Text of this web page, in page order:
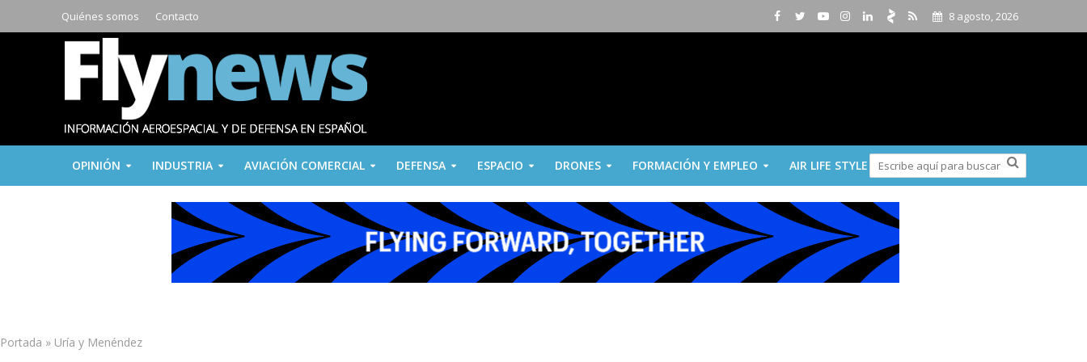
Quiénes somos Contacto 8 agosto, 2026
OPINIÓN INDUSTRIA AVIACIÓN COMERCIAL DEFENSA ESPACIO DRONES FORMACIÓN Y EMPLEO AIR LIFE STYLE
Portada » Uría y Menéndez